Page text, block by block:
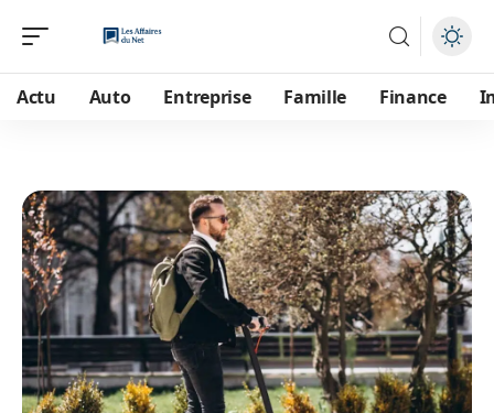
Actu Auto Entreprise Famille Finance